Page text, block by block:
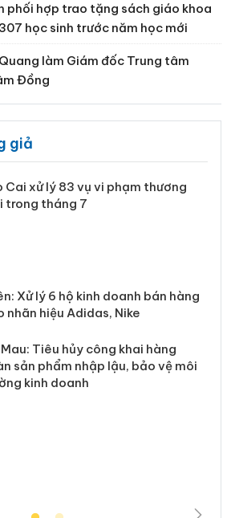
phối hợp trao tặng sách giáo khoa
học sinh trước năm học mới
làm Giám đốc Trung tâm
Đồng
giả
Cai xử lý 83 vụ vi phạm thương
trong tháng 7
Yên: Xử lý 6 hộ kinh doanh bán
giả mạo nhãn hiệu Adidas, Nike